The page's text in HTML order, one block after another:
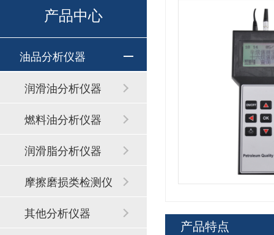
产品特点
产品中心
油品分析仪器
润滑油分析仪器
燃料油分析仪器
润滑脂分析仪器
摩擦磨损类检测仪
器
其他分析仪器